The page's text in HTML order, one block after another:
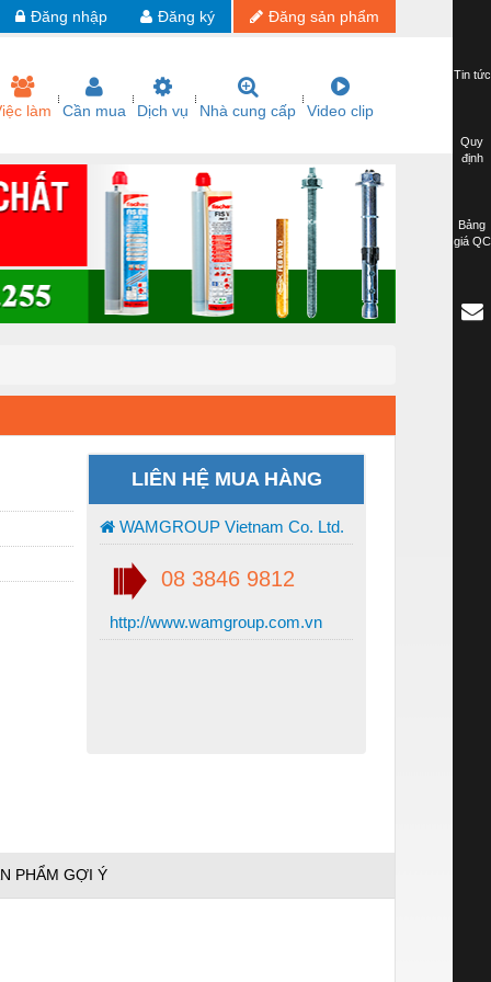
Đăng sản phẩm
Đăng ký
Đăng nhập
làm Cần mua Dịch vụ Nhà cung cấp Video clip
LIÊN HỆ MUA HÀNG
WAMGROUP Vietnam Co. Ltd.
08 3846 9812
http://www.wamgroup.com.vn
PHẨM GỢI Ý
Tin tức
Quy
định
Bảng
giá QC